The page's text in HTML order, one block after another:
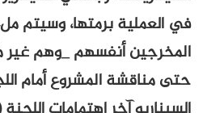
برمتها، وسيتم ملء الفراغ
أنفسهم _وهم غير مُلامين في
المشروع أمام اللجنة، يكون